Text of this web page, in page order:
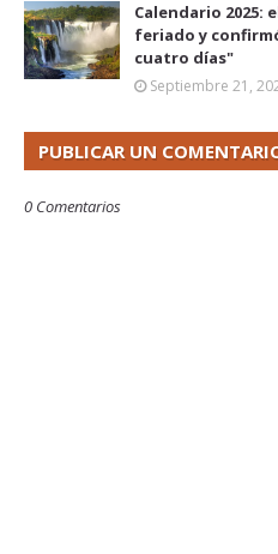
Calendario 2025:
feriado y
cuatro días"
Septiembre 21,
PUBLICAR UN
0 Comentarios